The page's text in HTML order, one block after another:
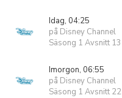
Idag, 04:25
på Disney Channel
Säsong 1 Avsnitt 13
Imorgon, 06:55
på Disney Channel
Säsong 1 Avsnitt 22